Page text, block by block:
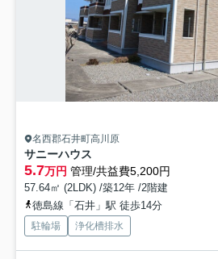
名西郡石井町高川原
サニーハウス
5.7万円 管理/共益費5,200円
57.64㎡ (2LDK) /築12年 /2階建
徳島線「石井」駅 徒歩14分
駐輪場 浄化槽排水